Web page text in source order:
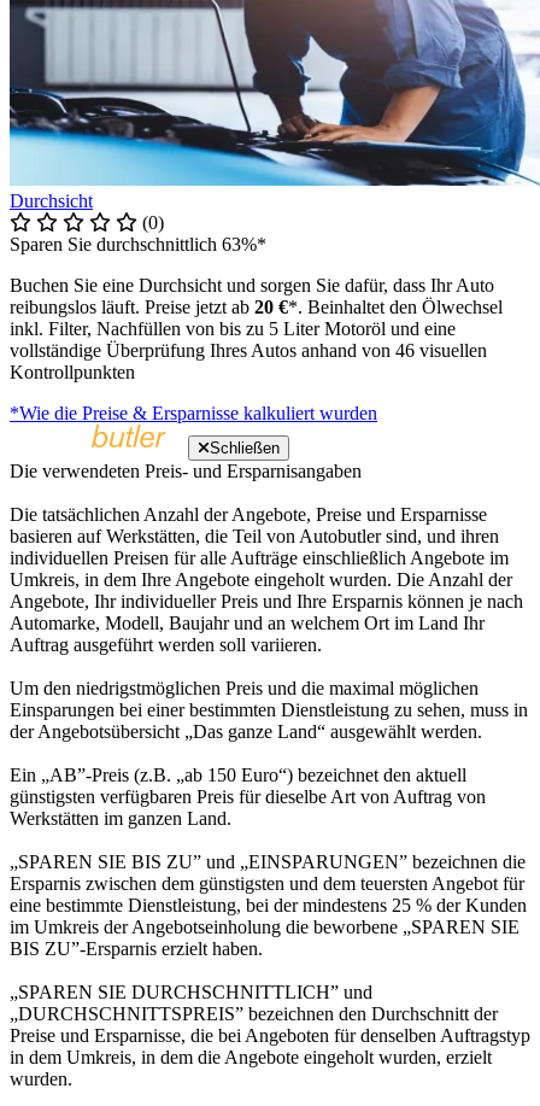
Durchsicht
(0)
Sparen Sie durchschnittlich 63%*
Buchen Sie eine Durchsicht und sorgen Sie dafür, dass Ihr Auto
reibungslos läuft. Preise jetzt ab 20 €*. Beinhaltet den Ölwechsel
inkl. Filter, Nachfüllen von bis zu 5 Liter Motoröl und eine
vollständige Überprüfung Ihres Autos anhand von 46 visuellen
Kontrollpunkten
*Wie die Preise & Ersparnisse kalkuliert wurden
Schließen
Die verwendeten Preis- und Ersparnisangaben
Die tatsächlichen Anzahl der Angebote, Preise und Ersparnisse
basieren auf Werkstätten, die Teil von Autobutler sind, und ihren
individuellen Preisen für alle Aufträge einschließlich Angebote im
Umkreis, in dem Ihre Angebote eingeholt wurden. Die Anzahl der
Angebote, Ihr individueller Preis und Ihre Ersparnis können je nach
Automarke, Modell, Baujahr und an welchem Ort im Land Ihr
Auftrag ausgeführt werden soll variieren.
Um den niedrigstmöglichen Preis und die maximal möglichen
Einsparungen bei einer bestimmten Dienstleistung zu sehen, muss in
der Angebotsübersicht „Das ganze Land“ ausgewählt werden.
Ein „AB”-Preis (z.B. „ab 150 Euro“) bezeichnet den aktuell
günstigsten verfügbaren Preis für dieselbe Art von Auftrag von
Werkstätten im ganzen Land.
„SPAREN SIE BIS ZU” und „EINSPARUNGEN” bezeichnen die
Ersparnis zwischen dem günstigsten und dem teuersten Angebot für
eine bestimmte Dienstleistung, bei der mindestens 25 % der Kunden
im Umkreis der Angebotseinholung die beworbene „SPAREN SIE
BIS ZU”-Ersparnis erzielt haben.
„SPAREN SIE DURCHSCHNITTLICH” und
„DURCHSCHNITTSPREIS” bezeichnen den Durchschnitt der
Preise und Ersparnisse, die bei Angeboten für denselben Auftragstyp
in dem Umkreis, in dem die Angebote eingeholt wurden, erzielt
wurden.